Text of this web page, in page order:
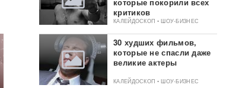
критиков
КАЛЕЙДОСКОП • ШОУ-БИЗНЕС
30 худших фильмов,
которые не спасли даже
великие актеры
КАЛЕЙДОСКОП • ШОУ-БИЗНЕС